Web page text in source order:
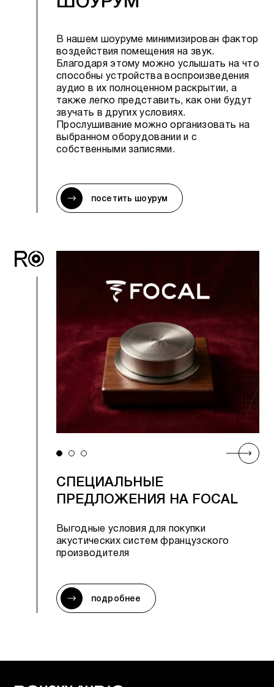
В нашем шоуруме минимизирован фактор
воздействия помещения на звук.
Благодаря этому можно услышать на что
способны устройства воспроизведения
аудио в их полноценном раскрытии, а
также легко представить, как они будут
звучать в других условиях.
Прослушивание можно организовать на
выбранном оборудовании и с
собственными записями.
посетить шоурум
СПЕЦИАЛЬНЫЕ
ПРЕДЛОЖЕНИЯ НА FOCAL
Выгодные условия для покупки
акустических систем французского
производителя
подробнее